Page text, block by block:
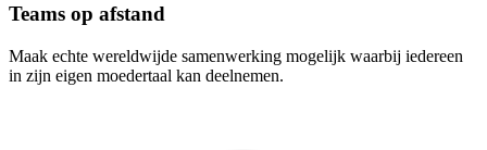
Teams op afstand
Maak echte wereldwijde samenwerking mogelijk waarbij iedereen
in zijn eigen moedertaal kan deelnemen.